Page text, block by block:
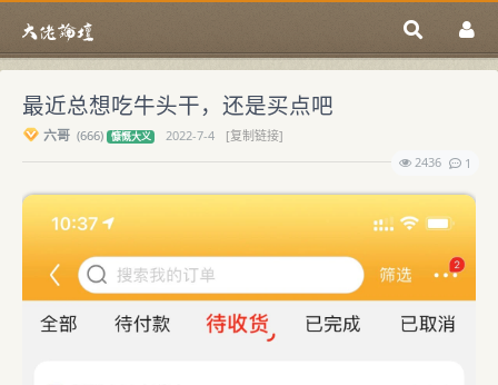
最近总想吃牛头干，还是买点吧
六哥 (666) 慷慨大义 2022-7-4
[复制链接]
2436
1